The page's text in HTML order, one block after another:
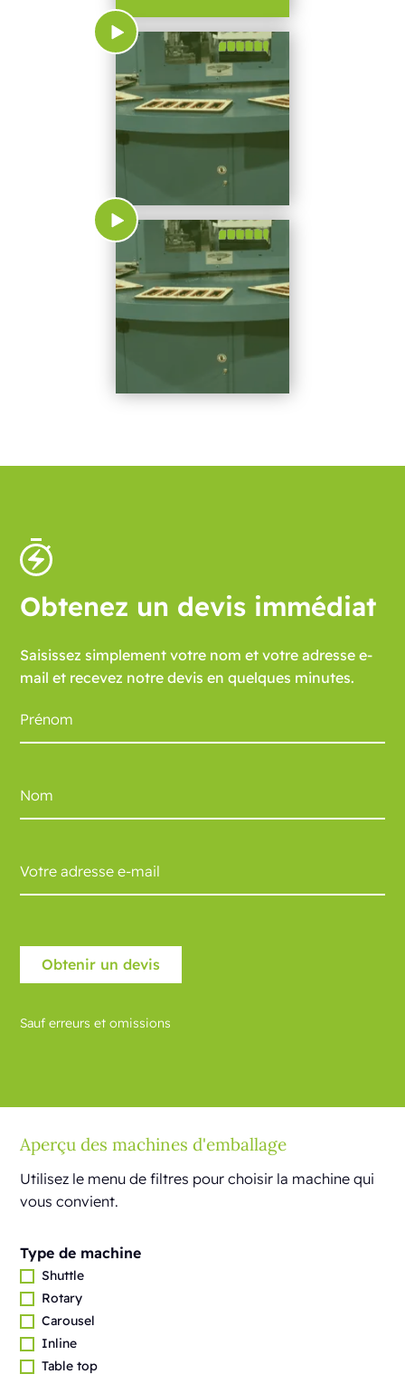
Obtenez un devis immédiat
Saisissez simplement votre nom et votre adresse e-
mail et recevez notre devis en quelques minutes.
Sauf erreurs et omissions
Aperçu des machines d'emballage
Utilisez le menu de filtres pour choisir la machine qui
vous convient.
Type de machine
Shuttle
Rotary
Carousel
Inline
Table top